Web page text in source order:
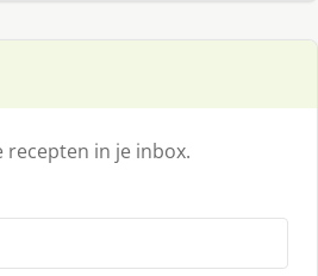
recepten in je inbox.